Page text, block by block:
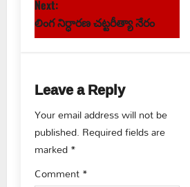
s
n
a
v
Next:
లింగ నిర్ధారణ చట్టరీత్యా నేరం
Leave a Reply
Your email address will not be
published. Required fields are
marked*
Comment*